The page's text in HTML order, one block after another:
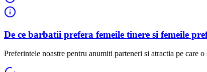
De ce barbatii prefera femeile tinere si femeile
Preferintele noastre pentru anumiti parteneri si atractia pe care